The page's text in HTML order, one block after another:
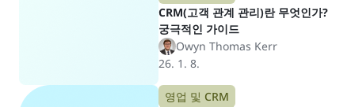
CRM(고객 관계 관리)란 무엇인가?
궁극적인 가이드
Owyn Thomas Kerr
26. 1. 8.
영업 및 CRM